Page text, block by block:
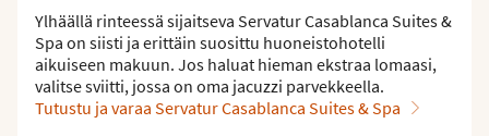
Ylhäällä rinteessä sijaitseva Servatur Casablanca Suites &
Spa on siisti ja erittäin suosittu huoneistohotelli
aikuiseen makuun. Jos haluat hieman ekstraa lomaasi,
valitse sviitti, jossa on oma jacuzzi parvekkeella.
Tutustu ja varaa Servatur Casablanca Suites & Spa